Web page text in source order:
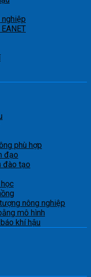
phù hợp
đạo
đào tạo
nông nghiệp
mô hình
khí hậu